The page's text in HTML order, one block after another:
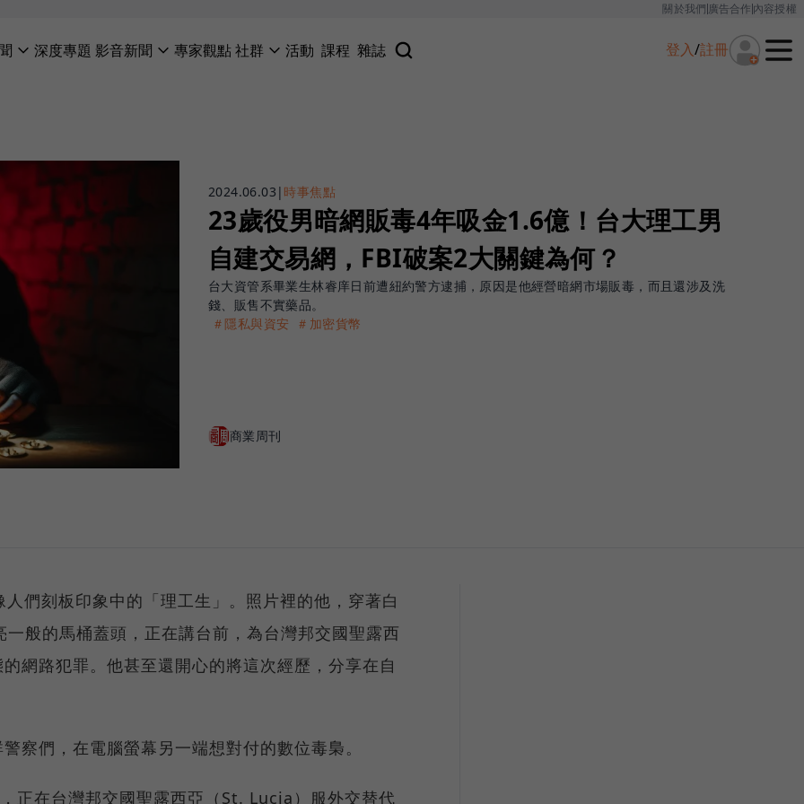
關於我們廣告合作內容授權
深度專題 影音新聞 專家觀點社群 活動 課程 雜誌 登入/註冊
2024.06.03 | 時事焦點
23歲役男暗網販毒4年吸金1.6億！台大理工男
自建交易網，FBI破案2大關鍵為何？
台大資管系畢業生林睿庠日前遭紐約警方逮捕，原因是他經營暗網市場販毒，而且還涉及洗
錢、販售不實藥品。
＃隱私與資安
＃加密貨幣
商業周刊
們刻板印象中的「理工生」。照片裡的他，穿著白
般的馬桶蓋頭，正在講台前，為台灣邦交國聖露西
網路犯罪。他甚至還開心的將這次經歷，分享在自
察們，在電腦螢幕另一端想對付的數位毒梟。
正在台灣邦交國聖露西亞（St. Lucia）服外交替代